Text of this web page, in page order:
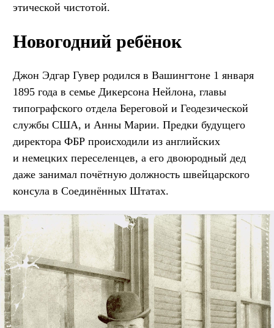
этической чистотой.
Новогодний ребёнок
Джон Эдгар Гувер родился в Вашингтоне 1 января
1895 года в семье Дикерсона Нейлона, главы
типографского отдела Береговой и Геодезической
службы США, и Анны Марии. Предки будущего
директора ФБР происходили из английских
и немецких переселенцев, а его двоюродный дед
даже занимал почётную должность швейцарского
консула в Соединённых Штатах.